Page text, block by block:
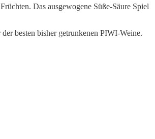
Das ausgewogene Süße-Säure Spiel
besten bisher getrunkenen PIWI-Weine.